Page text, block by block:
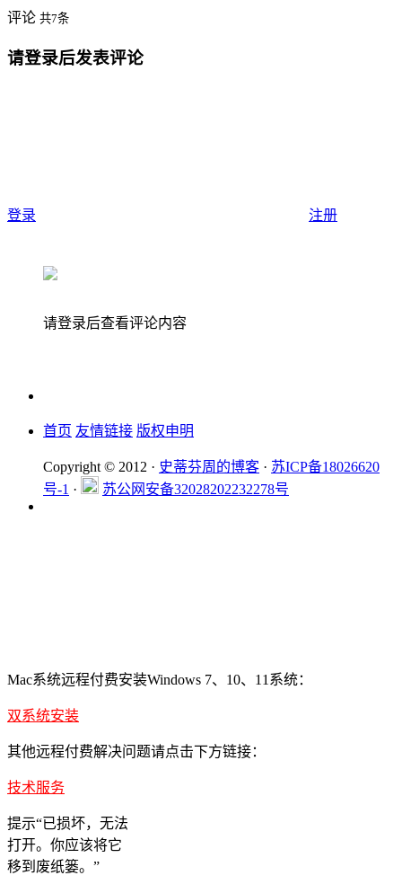
评论 共7条
请登录后发表评论
登录 注册
请登录后查看评论内容
首页 友情链接 版权申明
Copyright © 2012 · 史蒂芬周的博客 · 苏ICP备18026620
号-1 · 苏公网安备32028202232278号
Mac系统远程付费安装Windows 7、10、11系统：
双系统安装
其他远程付费解决问题请点击下方链接：
技术服务
提示“已损坏，无法
打开。你应该将它
移到废纸篓。”